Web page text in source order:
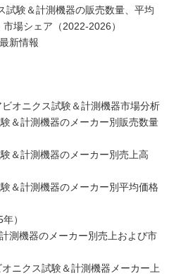
試験＆計測機器の販売数量、平均
場シェア（2022-2026）
新情報
オニクス試験＆計測機器市場分析
＆計測機器のメーカー別販売数量
＆計測機器のメーカー別売上高
＆計測機器のメーカー別平均価格
）
測機器のメーカー別売上および市
ニクス試験＆計測機器メーカー上